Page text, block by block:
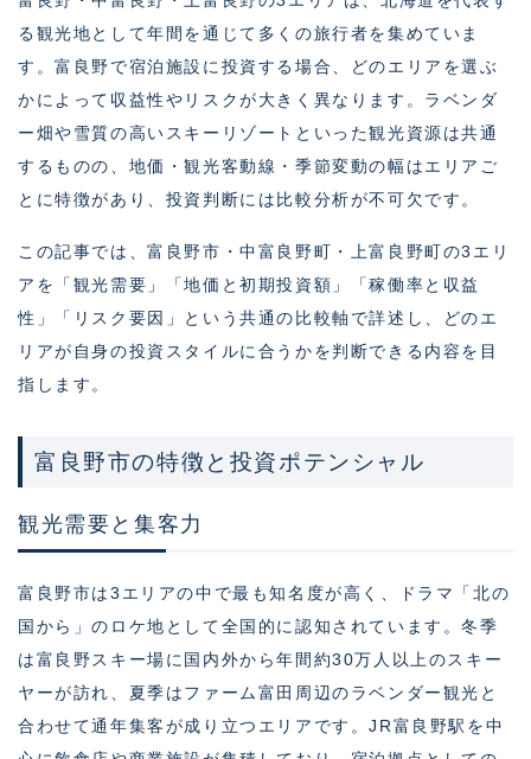
る観光地として年間を通じて多くの旅行者を集めていま
す。富良野で宿泊施設に投資する場合、どのエリアを選ぶ
かによって収益性やリスクが大きく異なります。ラベンダ
ー畑や雪質の高いスキーリゾートといった観光資源は共通
するものの、地価・観光客動線・季節変動の幅はエリアご
とに特徴があり、投資判断には比較分析が不可欠です。
この記事では、富良野市・中富良野町・上富良野町の3エリ
アを「観光需要」「地価と初期投資額」「稼働率と収益
性」「リスク要因」という共通の比較軸で詳述し、どのエ
リアが自身の投資スタイルに合うかを判断できる内容を目
指します。
富良野市の特徴と投資ポテンシャル
観光需要と集客力
富良野市は3エリアの中で最も知名度が高く、ドラマ「北の
国から」のロケ地として全国的に認知されています。冬季
は富良野スキー場に国内外から年間約30万人以上のスキー
ヤーが訪れ、夏季はファーム富田周辺のラベンダー観光と
合わせて通年集客が成り立つエリアです。JR富良野駅を中